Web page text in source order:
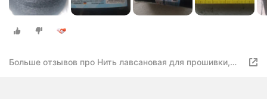
Больше отзывов про Нить лавсановая для прошивки,